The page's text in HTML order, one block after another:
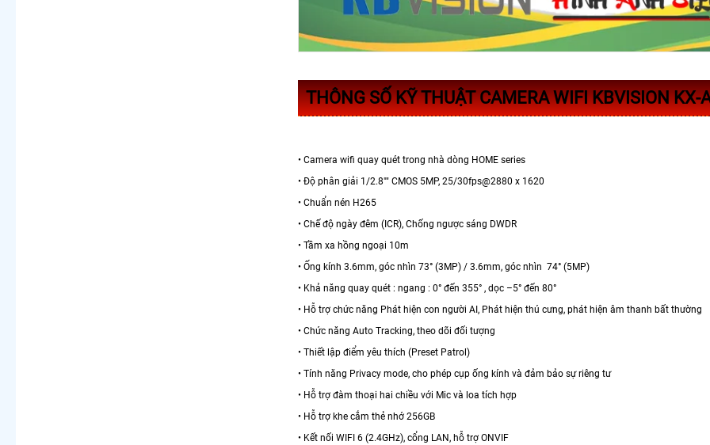
THÔNG SỐ KỸ THUẬT CAMERA WIFI KBVISION KX-
• Camera wifi quay quét trong nhà dòng HOME series
• Độ phân giải 1/2.8"" CMOS 5MP, 25/30fps@2880 x 1620
• Chuẩn nén H265
• Chế độ ngày đêm (ICR), Chống ngược sáng DWDR
• Tầm xa hồng ngoại 10m
• Ống kính 3.6mm, góc nhìn 73° (3MP) / 3.6mm, góc nhìn 74° (5MP)
• Khả năng quay quét : ngang : 0° đến 355° , dọc –5° đến 80°
• Hỗ trợ chức năng Phát hiện con người AI, Phát hiện thú cưng, phát hiện âm thanh bất thường
• Chức năng Auto Tracking, theo dõi đối tượng
• Thiết lập điểm yêu thích (Preset Patrol)
• Tính năng Privacy mode, cho phép cụp ống kính và đảm bảo sự riêng tư
• Hỗ trợ đàm thoại hai chiều với Mic và loa tích hợp
• Hỗ trợ khe cắm thẻ nhớ 256GB
• Kết nối WIFI 6 (2.4GHz), cổng LAN, hỗ trợ ONVIF